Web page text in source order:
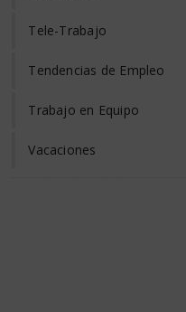
Tele-Trabajo
Tendencias de Empleo
Trabajo en Equipo
Vacaciones